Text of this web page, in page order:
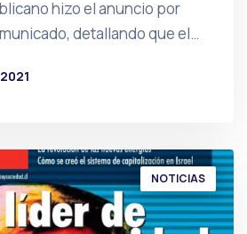
hizo el anuncio por
detallando que el…
NOTICIAS